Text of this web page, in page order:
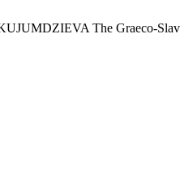
The Graeco-